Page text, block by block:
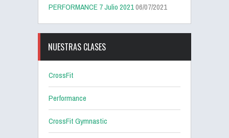
PERFORMANCE 7 Julio 202106/07/2021
NUESTRAS CLASES
CrossFit
Performance
CrossFit Gymnastic